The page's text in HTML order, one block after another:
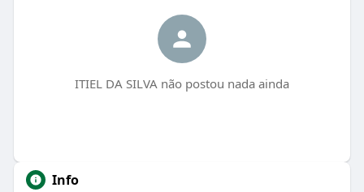
ITIEL DA SILVA não postou nada ainda
Info